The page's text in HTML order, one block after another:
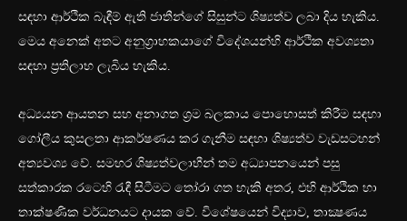
සඳහා ආර්ථික බැඳීම් ඇති ජාතීන්ගේ සිසුන්ට ශිෂ්‍යත්ව ලබා දිය හැකිය.
මෙය අනෙක් අතට අනුග්‍රාහකයාගේ විදේශයන්හි ආර්ථික අවශ්‍යතා
සඳහා ප්‍රතිලාභ ලැබිය හැකිය.
අධ්‍යයන ආයතන සහ අනාගත ශ්‍රම බලකාය පොහොසත් කිරීම සඳහා
ගෝලීය කුසලතා ආකර්ෂණය කර ගැනීම සඳහා ශිෂ්‍යත්ව වැඩසටහන්
අත්‍යවශ්‍ය වේ. සමහර ශිෂ්‍යත්වලාභීන් තම අධ්‍යාපනයෙන් පසු
සත්කාරක රටෙහි රැඳී සිටීමට තෝරා ගත හැකි අතර, එහි ආර්ථික හා
තාක්ෂණික වර්ධනයට දායක වේ. විශේෂයෙන් විද්‍යාව, තාක්‍ෂණය